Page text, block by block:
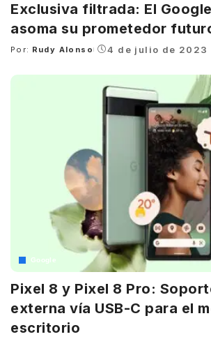
Exclusiva filtrada: El
asoma su prometedor
Posted
Por: Rudy Alonso 4 de julio de 2023
Google
Pixel 8 y Pixel 8 Pro:
externa vía USB-C para el
escritorio